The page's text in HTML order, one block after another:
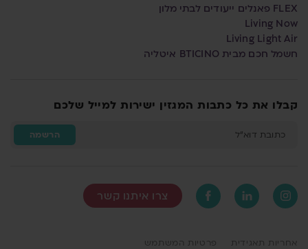
FLEX פאנלים ייעודים לבתי מלון
Living Now
Living Light Air
חשמל חכם מבית BTICINO איטליה
קבלו את כל כתבות המגזין ישירות למייל שלכם
כתובת דוא"ל הרשמה
צרו איתנו קשר
אחריות תאגידית פרטיות המשתמש